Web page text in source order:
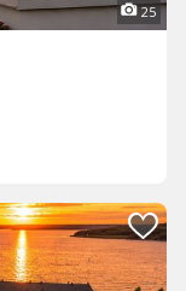
25